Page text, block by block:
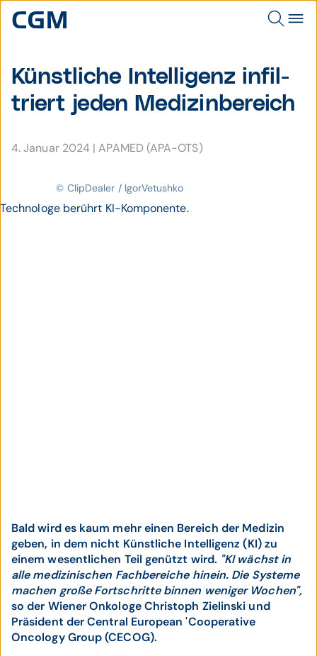
Künstliche Intelli­genz infil­
triert jeden Medizin­bereich
4. Januar 2024 |APAMED (APA-OTS)
© ClipDealer / IgorVetushko
Technologe berührt KI-Komponente.
Bald wird es kaum mehr einen Bereich der Medizin
geben, in dem nicht Künstliche Intelligenz (KI) zu
einem wesentlichen Teil genützt wird. "KI wächst in
alle medizinischen Fachbereiche hinein. Die Systeme
machen große Fortschritte binnen weniger Wochen",
so der Wiener Onkologe Christoph Zielinski und
Präsident der Central European 'Cooperative
Oncology Group (CECOG).